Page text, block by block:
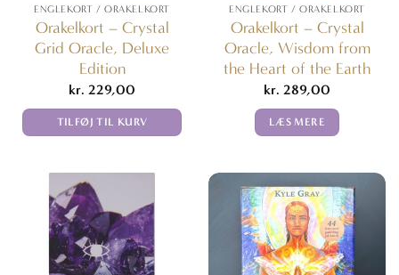
ENGLEKORT / ORAKELKORT
Orakelkort – Crystal
Grid Oracle, Deluxe
Edition
kr. 229,00
TILFØJ TIL KURV
ENGLEKORT / ORAKELKORT
Orakelkort – Crystal
Oracle, Wisdom from
the Heart of the Earth
kr. 289,00
LÆS MERE